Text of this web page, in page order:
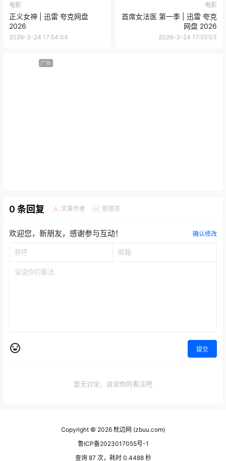
电影
正义女神 | 迅雷 夸克网盘
2026
2026-3-24 17:54:04
电影
首席女法医 第一季 | 迅雷 夸克
网盘 2026
2026-3-24 17:55:03
广告
0 条回复 A 文章作者 M 管理员
欢迎您，新朋友，感谢参与互动！ 确认修改
提交
暂无讨论，说说你的看法吧
Copyright © 2026 枕边网 (zbuu.com)
鲁ICP备2023017055号-1
查询 87 次，耗时 0.4488 秒